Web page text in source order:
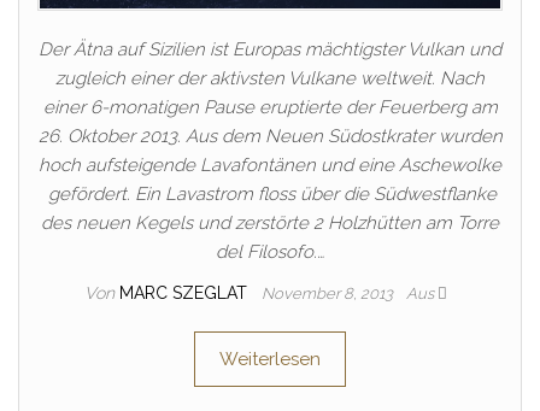
Der Ätna auf Sizilien ist Europas mächtigster Vulkan und
zugleich einer der aktivsten Vulkane weltweit. Nach
einer 6-monatigen Pause eruptierte der Feuerberg am
26. Oktober 2013. Aus dem Neuen Südostkrater wurden
hoch aufsteigende Lavafontänen und eine Aschewolke
gefördert. Ein Lavastrom floss über die Südwestflanke
des neuen Kegels und zerstörte 2 Holzhütten am Torre
del Filosofo.…
Von MARC SZEGLAT November 8, 2013 Aus
Weiterlesen